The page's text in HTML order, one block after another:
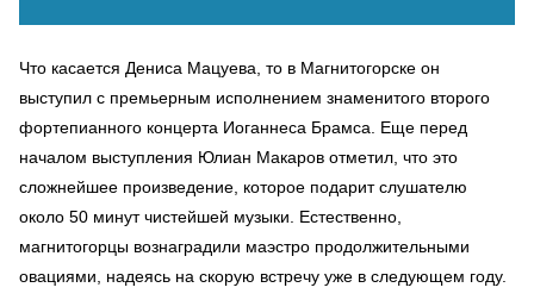
Что касается Дениса Мацуева, то в Магнитогорске он
выступил с премьерным исполнением знаменитого второго
фортепианного концерта Иоганнеса Брамса. Еще перед
началом выступления Юлиан Макаров отметил, что это
сложнейшее произведение, которое подарит слушателю
около 50 минут чистейшей музыки. Естественно,
магнитогорцы вознаградили маэстро продолжительными
овациями, надеясь на скорую встречу уже в следующем году.